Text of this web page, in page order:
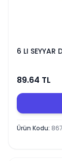
6 LI SEYYAR
89.64 TL
Ürün Kodu: